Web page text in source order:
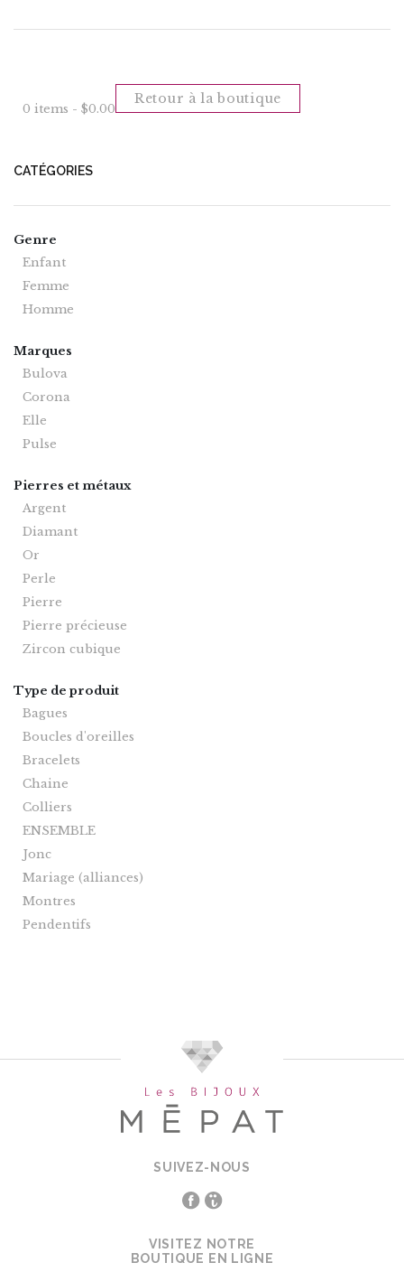
0 items - $0.00
Retour à la boutique
CATÉGORIES
Genre
Enfant
Femme
Homme
Marques
Bulova
Corona
Elle
Pulse
Pierres et métaux
Argent
Diamant
Or
Perle
Pierre
Pierre précieuse
Zircon cubique
Type de produit
Bagues
Boucles d'oreilles
Bracelets
Chaine
Colliers
ENSEMBLE
Jonc
Mariage (alliances)
Montres
Pendentifs
SUIVEZ-NOUS
VISITEZ NOTRE
BOUTIQUE EN LIGNE